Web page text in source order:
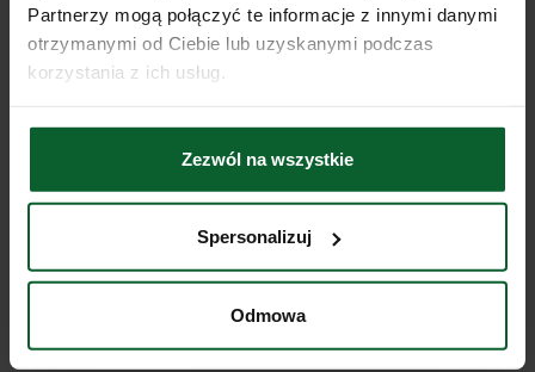
Partnerzy mogą połączyć te informacje z innymi danymi
otrzymanymi od Ciebie lub uzyskanymi podczas
korzystania z ich usług.
Zezwól na wszystkie
Spersonalizuj
Odmowa
wiele osób popełnia błędy, które prowadzą do utraty
szczelności, powstawania mostków termicznych oraz
zwiększonych kosztów ogrzewania.
budynkach, jak i w nowych realizacjach, takich jakdomy z
, gdzie inwestorzy często zakładają, że nowa
konstrukcja nie wymaga dodatkowej uwagi. W rzeczywistości
każdy dom z drewna wymaga świadomego podejścia i
odpowiednich działań po okresie osiadania.
Poniżej znajdziesz najczęstsze błędy, które pojawiają się
Stosowanie nieodpowiednich materiałów
uszczelniacze nie współpracują z drewnem, co